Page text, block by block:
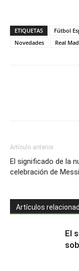
ETIQUETAS Fútbol
Novedades
Real
Artículo anterior
El significado de la
celebración de Messi
Artículos
El